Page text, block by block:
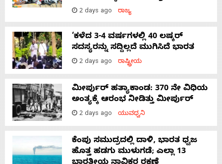
2 days ago ರಾಜ್ಯ
‘ಕಳೆದ 3-4 ವರ್ಷಗಳಲ್ಲಿ 40 ಲಷ್ಕರ್
ಸದಸ್ಯರನ್ನು ಸದ್ದಿಲ್ಲದೆ ಮುಗಿಸಿದೆ ಭಾರತ
2 days ago ರಾಷ್ಟ್ರೀಯ
ಮೀರ್ಪುರ್ ಹತ್ಯಾಕಾಂಡ: 370 ನೇ ವಿಧಿಯ
ಅಂತ್ಯಕ್ಕೆ ಆರಂಭ ನೀಡಿತ್ತು ಮೀರ್ಪುರ್
2 days ago ಯುವಧ್ವನಿ
ಕೆಂಪು ಸಮುದ್ರದಲ್ಲಿ ದಾಳಿ, ಭಾರತ ಧ್ವಜ
ಹೊತ್ತ ಹಡಗು ಮುಳುಗಡೆ; ಎಲ್ಲಾ 13